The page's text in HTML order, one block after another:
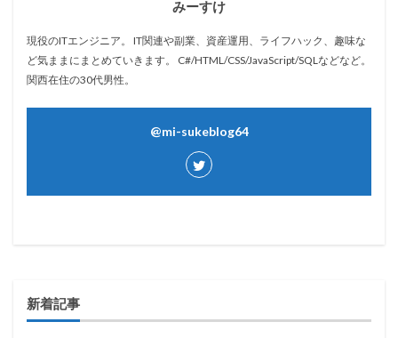
みーすけ
現役のITエンジニア。 IT関連や副業、資産運用、ライフハック、趣味な
ど気ままにまとめていきます。 C#/HTML/CSS/JavaScript/SQLなどなど。
関西在住の30代男性。
@mi-sukeblog64
新着記事